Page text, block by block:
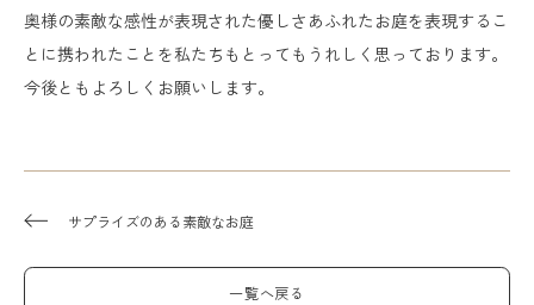
奥様の素敵な感性が表現された優しさあふれたお庭を表現するこ
とに携われたことを私たちもとってもうれしく思っております。
今後ともよろしくお願いします。
サプライズのある素敵なお庭
一覧へ戻る